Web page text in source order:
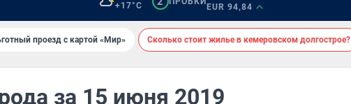
+17°C
EUR 94,84
проезд с картой «Мир» Сколько стоит жилье в кемеровском долгострое?
за 15 июня 2019